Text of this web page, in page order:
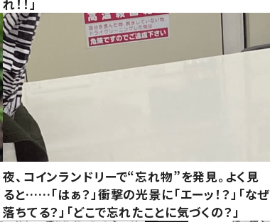
れ！！」
夜、コインランドリーで“忘れ物”を発見。よく見
ると……「はぁ？」衝撃の光景に「エーッ！？」「なぜ
落ちてる？」「どこで忘れたことに気づくの？」